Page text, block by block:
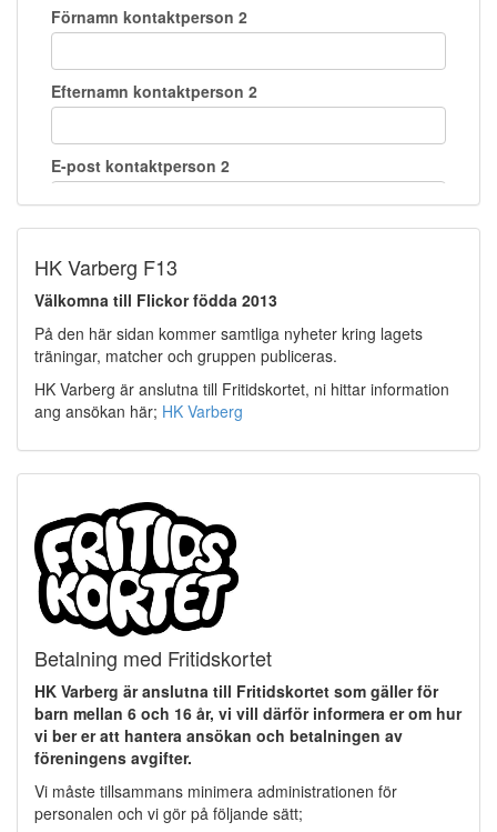
HK Varberg F13
Välkomna till Flickor födda 2013
På den här sidan kommer samtliga nyheter kring lagets
träningar, matcher och gruppen publiceras.
HK Varberg är anslutna till Fritidskortet, ni hittar information
ang ansökan här; HK Varberg
Betalning med Fritidskortet
HK Varberg är anslutna till Fritidskortet som gäller för
barn mellan 6 och 16 år, vi vill därför informera er om hur
vi ber er att hantera ansökan och betalningen av
föreningens avgifter.
Vi måste tillsammans minimera administrationen för
personalen och vi gör på följande sätt;